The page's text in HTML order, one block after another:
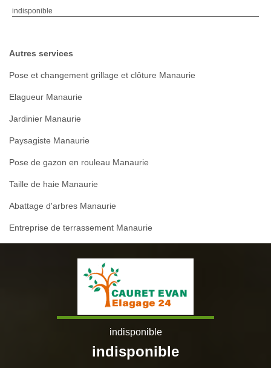
indisponible
Autres services
Pose et changement grillage et clôture Manaurie
Elagueur Manaurie
Jardinier Manaurie
Paysagiste Manaurie
Pose de gazon en rouleau Manaurie
Taille de haie Manaurie
Abattage d'arbres Manaurie
Entreprise de terrassement Manaurie
indisponible
indisponible